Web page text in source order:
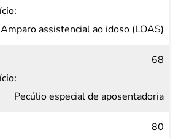
Amparo assistencial ao idoso (LOAS)
68
Pecúlio especial de aposentadoria
80